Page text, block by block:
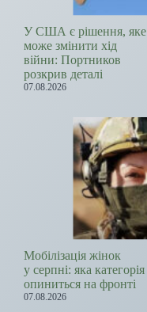
У США є рішення, яке
може змінити хід
війни: Портников
розкрив деталі
07.08.2026
Мобілізація жінок
у серпні: яка категорія
опиниться на фронті
07.08.2026